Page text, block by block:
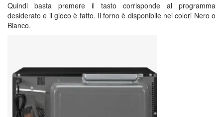
Quindi basta premere il tasto corrisponde al programma
desiderato e il gioco è fatto. Il forno è disponibile nei colori Nero o
Bianco.